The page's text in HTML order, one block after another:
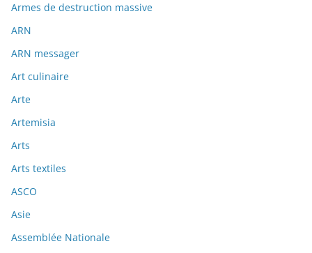
Armes de destruction massive
ARN
ARN messager
Art culinaire
Arte
Artemisia
Arts
Arts textiles
ASCO
Asie
Assemblée Nationale